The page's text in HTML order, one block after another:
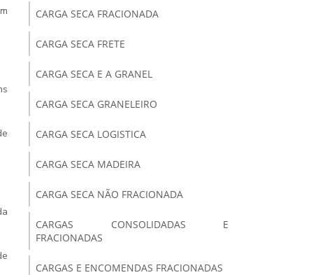
CARGA SECA FRACIONADA
CARGA SECA FRETE
CARGA SECA E A GRANEL
CARGA SECA GRANELEIRO
CARGA SECA LOGISTICA
CARGA SECA MADEIRA
CARGA SECA NÃO FRACIONADA
CARGAS CONSOLIDADAS E
FRACIONADAS
CARGAS E ENCOMENDAS FRACIONADAS